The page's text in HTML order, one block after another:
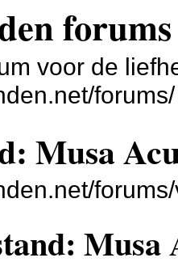
forums
voor de
forums/
Musa